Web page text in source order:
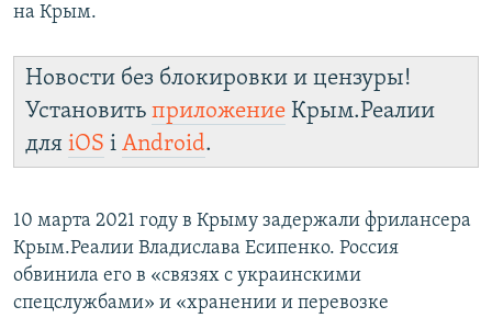
на Крым.
Новости без блокировки и цензуры!
Установить приложение Крым.Реалии
для iOS і Android.
10 марта 2021 году в Крыму задержали фрилансера
Крым.Реалии Владислава Есипенко. Россия
обвинила его в «связях с украинскими
спецслужбами» и «хранении и перевозке